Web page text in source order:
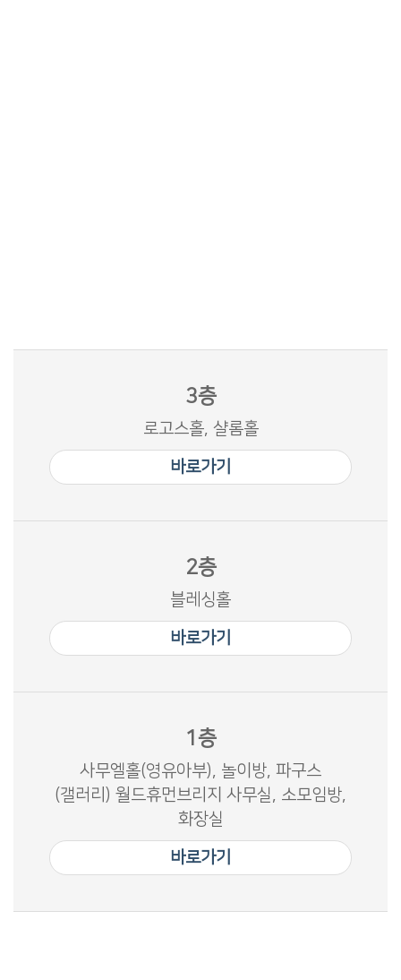
3층
로고스홀, 샬롬홀
바로가기
2층
블레싱홀
바로가기
1층
사무엘홀(영유아부), 놀이방, 파구스
(갤러리) 월드휴먼브리지 사무실, 소모임방,
화장실
바로가기